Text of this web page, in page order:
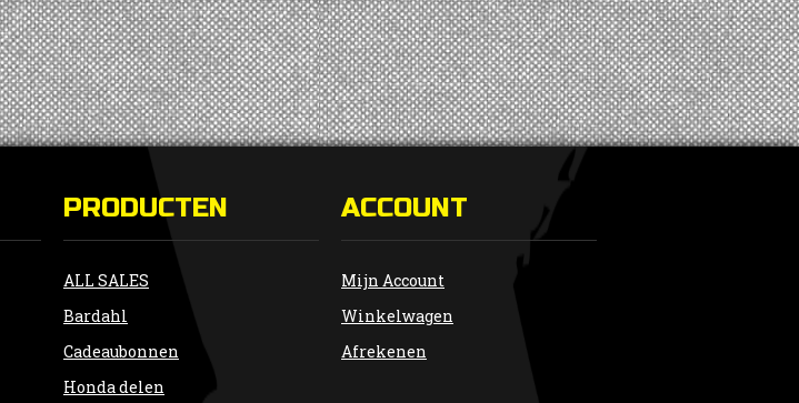
PRODUCTEN
ALL SALES
Bardahl
Cadeaubonnen
Honda delen
ACCOUNT
Mijn Account
Winkelwagen
Afrekenen